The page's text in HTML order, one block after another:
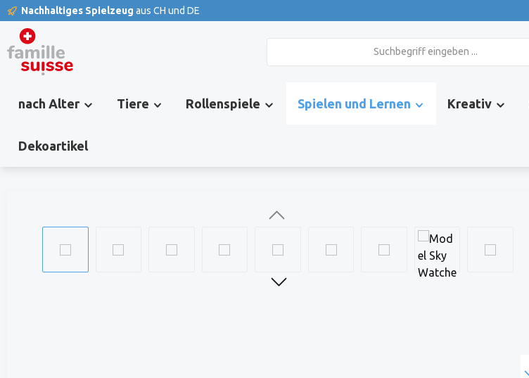
Zur Hauptnavigation springen
Nachhaltiges Spielzeug aus CH und DE
nach Alter Tiere Rollenspiele Spielen und Lernen Kreativ
Dekoartikel